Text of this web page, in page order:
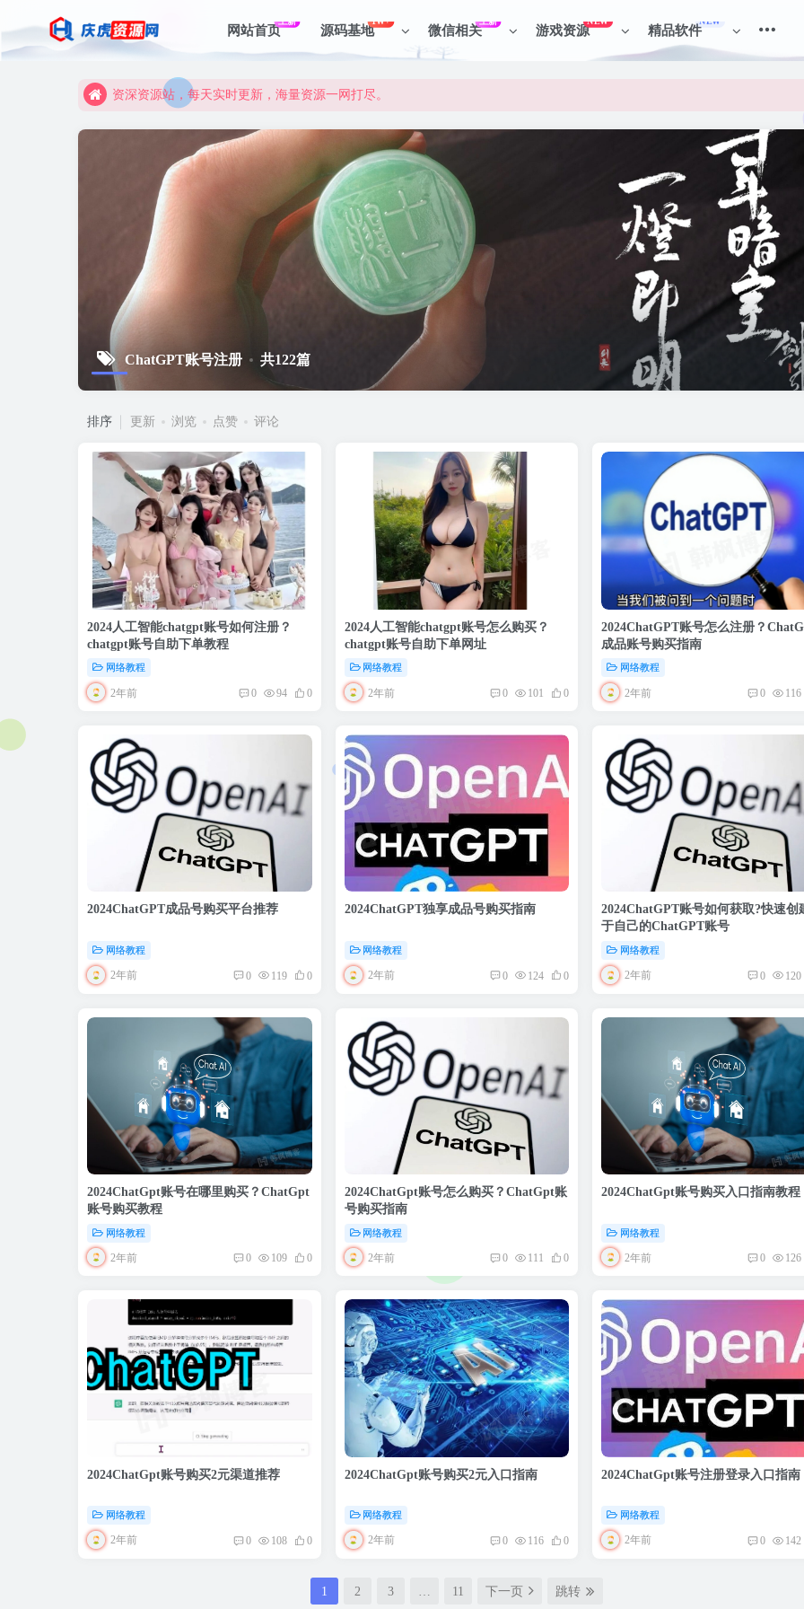
网站首页
上新
源码基地
1W+
微信相关
上新
游戏资源
NEW
精品软件
NEW
资深资源站，每天实时更新，海量资源一网打尽。
【启明网】找项目 + 低成本创业 + 减少信息差 + 见识各种项目 + 提升网创认知。
资深资源站，每天实时更新，海量资源一网打尽。
【启明网】找项目 + 低成本创业 + 减少信息差 + 见识各种项目 + 提升网创认知。
ChatGPT账号注册 共122篇
排序 更新 浏览 点赞 评论
2024人工智能chatgpt账号如何注册？
chatgpt账号自助下单教程
网络教程
2年前 0 94 0
2024人工智能chatgpt账号怎么购买？
chatgpt账号自助下单网址
网络教程
2年前 0 101 0
2024ChatGPT账号怎么注册？
成品账号购买指南
网络教程
2年前 0 116
2024ChatGPT成品号购买平台推荐
网络教程
2年前 0 119 0
2024ChatGPT独享成品号购买指南
网络教程
2年前 0 124 0
2024ChatGPT账号如何获取?快速创
于自己的ChatGPT账号
网络教程
2年前 0 120
2024ChatGpt账号在哪里购买？ChatGpt
账号购买教程
网络教程
2年前 0 109 0
2024ChatGpt账号怎么购买？ChatGpt账
号购买指南
网络教程
2年前 0 111 0
2024ChatGpt账号购买入口指南教程
网络教程
2年前 0 126
2024ChatGpt账号购买2元渠道推荐
网络教程
2年前 0 108 0
2024ChatGpt账号购买2元入口指南
网络教程
2年前 0 116 0
2024ChatGpt账号注册登录入口指南
网络教程
2年前 0 142
1 2 3 11 下一页 跳转